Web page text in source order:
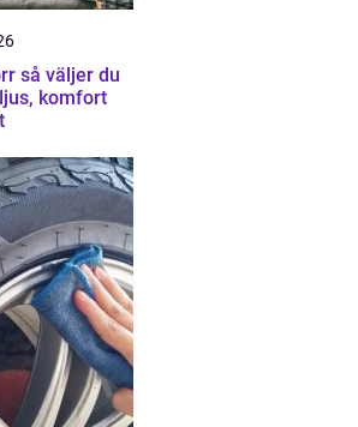
du
komfort